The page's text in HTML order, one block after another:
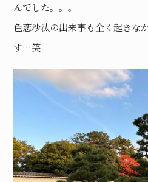
んでした。。。
色恋沙汰の出来事も全く起きな
す…笑